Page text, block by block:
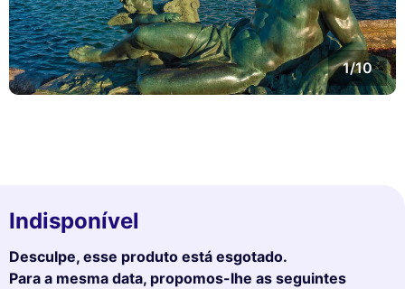
1/10
Indisponível
Desculpe, esse produto está esgotado.
Para a mesma data, propomos-lhe as seguintes